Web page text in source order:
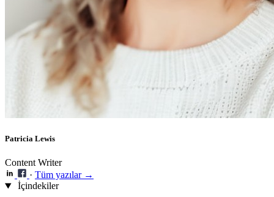
Patricia Lewis
Content Writer
· Tüm yazılar →
İçindekiler